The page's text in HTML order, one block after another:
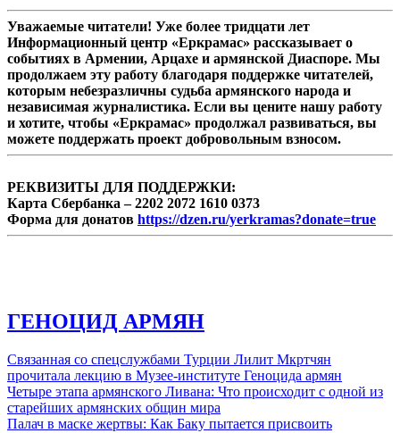
Уважаемые читатели! Уже более тридцати лет
Информационный центр «Еркрамас» рассказывает о
событиях в Армении, Арцахе и армянской Диаспоре. Мы
продолжаем эту работу благодаря поддержке читателей,
которым небезразличны судьба армянского народа и
независимая журналистика. Если вы цените нашу работу
и хотите, чтобы «Еркрамас» продолжал развиваться, вы
можете поддержать проект добровольным взносом.
РЕКВИЗИТЫ ДЛЯ ПОДДЕРЖКИ:
Карта Сбербанка – 2202 2072 1610 0373
Форма для донатов https://dzen.ru/yerkramas?donate=true
ГЕНОЦИД АРМЯН
Связанная со спецслужбами Турции Лилит Мкртчян
прочитала лекцию в Музее-институте Геноцида армян
Четыре этапа армянского Ливана: Что происходит с одной из
старейших армянских общин мира
Палач в маске жертвы: Как Баку пытается присвоить